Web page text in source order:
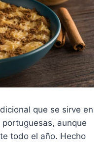
que se sirve en
aunque
todo el año. Hecho